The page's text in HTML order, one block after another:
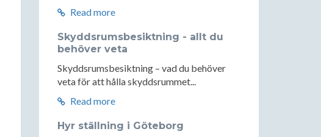
Read more
Skyddsrumsbesiktning - allt du
behöver veta
Skyddsrumsbesiktning – vad du behöver
veta för att hålla skyddsrummet...
Read more
Hyr ställning i Göteborg